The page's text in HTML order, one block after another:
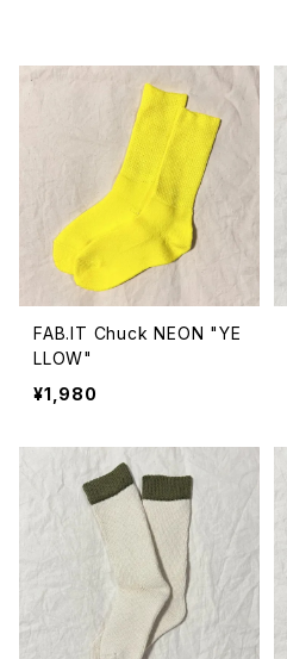
FAB.IT Chuck NEON "YE
LLOW"
¥1,980